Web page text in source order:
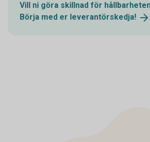
Vill ni göra skillnad för
Börja med er leverantörskedja!